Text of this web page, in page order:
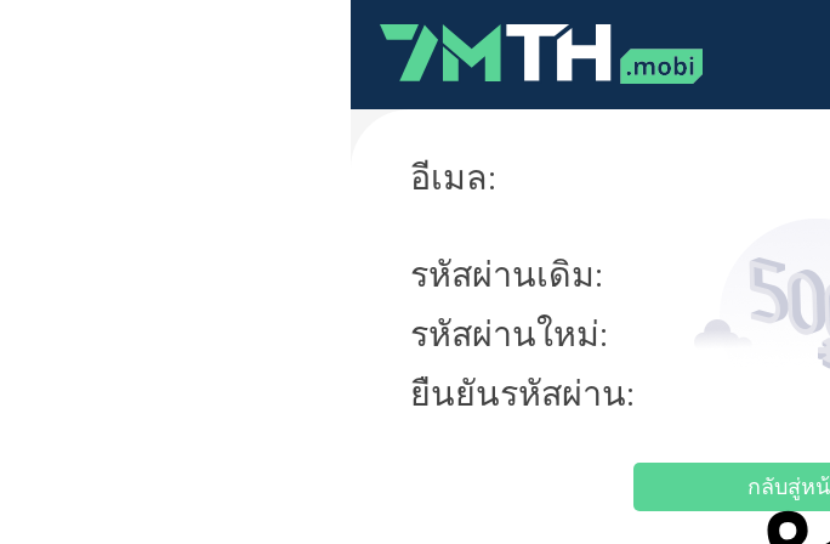
อีเมล:
รหัสผ่านเดิม:
รหัสผ่านใหม่:
ยืนยันรหัสผ่าน:
กลับสู่ห